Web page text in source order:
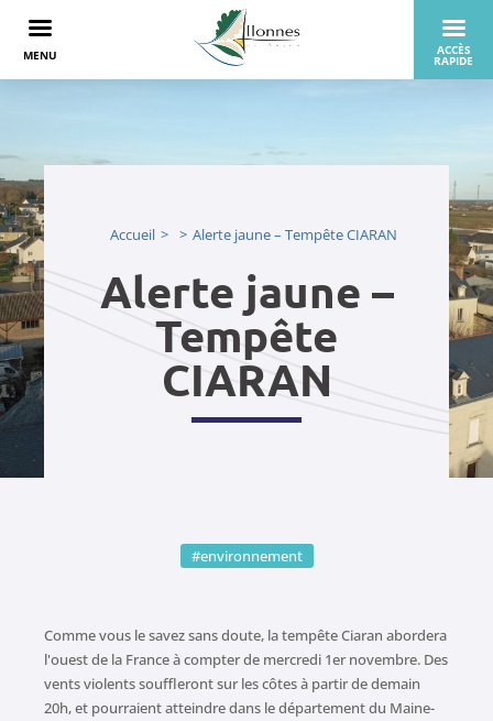
Accueil Alerte jaune – Tempête CIARAN
Alerte jaune –
Tempête
CIARAN
#environnement
Comme vous le savez sans doute, la tempête Ciaran abordera
l'ouest de la France à compter de mercredi 1er novembre. Des
vents violents souffleront sur les côtes à partir de demain
20h, et pourraient atteindre dans le département du Maine-